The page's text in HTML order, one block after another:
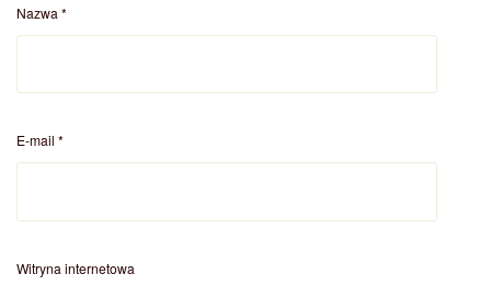
Nazwa *
E-mail *
Witryna internetowa